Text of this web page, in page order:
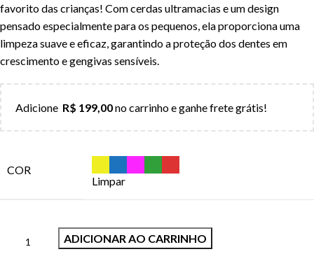
favorito das crianças! Com cerdas ultramacias e um design
pensado especialmente para os pequenos, ela proporciona uma
limpeza suave e eficaz, garantindo a proteção dos dentes em
crescimento e gengivas sensíveis.
Adicione R$ 199,00no carrinho e ganhe frete grátis!
COR
Limpar
ADICIONAR AO CARRINHO